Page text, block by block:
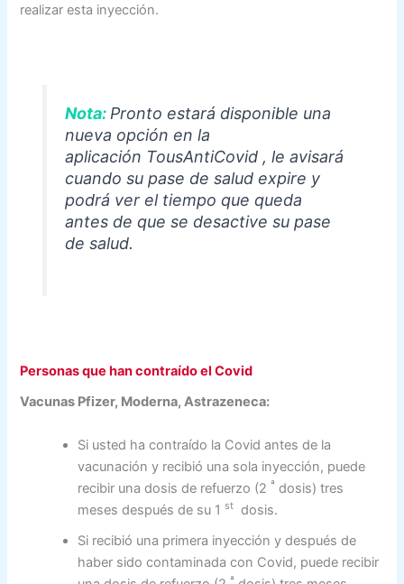
realizar esta inyección.
Nota: Pronto estará disponible una
nueva opción en la
aplicación TousAntiCovid, le avisará
cuando su pase de salud expire y
podrá ver el tiempo que queda
antes de que se desactive su pase
de salud.
Personas que han contraído el Covid
Vacunas Pfizer, Moderna, Astrazeneca:
Si usted ha contraído la Covid antes de la
vacunación y recibió una sola inyección, puede
recibir una dosis de refuerzo (2 ª dosis) tres
meses después de su 1 st dosis.
Si recibió una primera inyección y después de
haber sido contaminada con Covid, puede recibir
ª